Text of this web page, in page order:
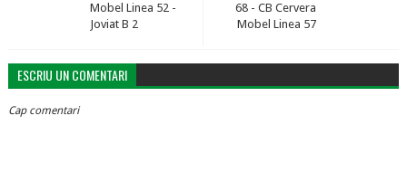
68 - CB Cervera
Mobel Linea 57
Mobel Linea 52 -
Joviat B 2
ESCRIU UN COMENTARI
Cap comentari